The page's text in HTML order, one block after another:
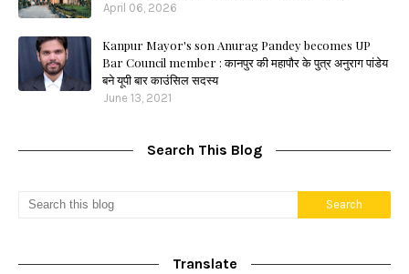
April 06, 2026
Kanpur Mayor's son Anurag Pandey becomes UP
Bar Council member : कानपुर की महापौर के पुत्र अनुराग पांडेय
बने यूपी बार काउंसिल सदस्य
June 13, 2021
Search This Blog
Translate